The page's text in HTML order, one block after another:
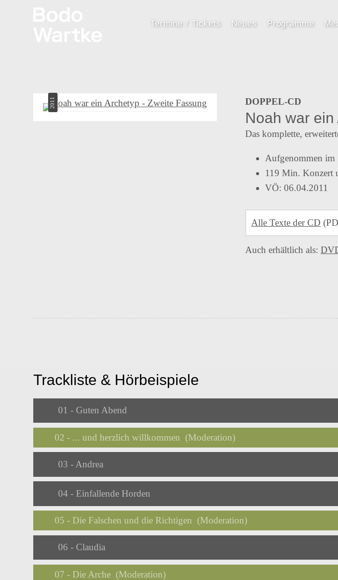
Termine / Tickets Neues Programme
2011 DOPPEL-CD
Noah war
Das komplette,
Aufgenommen
119 Min. Konzert
VÖ: 06.04.2011
Alle Texte der CD
Auch erhältlich als:
Trackliste & Hörbeispiele
Audio
Player
01 - Guten Abend
02 - ... und herzlich willkommen (Moderation)
Audio
Player
03 - Andrea
Audio
Player
04 - Einfallende Horden
05 - Die Falschen und die Richtigen (Moderation)
Audio
Player
06 - Claudia
07 - Die Arche (Moderation)